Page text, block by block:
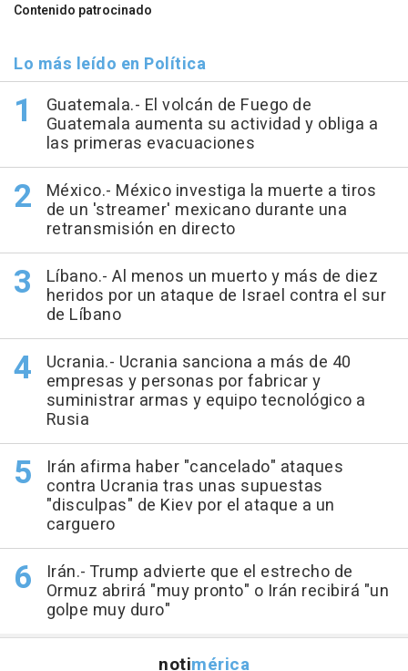
Contenido patrocinado
Lo más leído en Política
Guatemala.- El volcán de Fuego de
Guatemala aumenta su actividad y obliga a
las primeras evacuaciones
México.- México investiga la muerte a tiros
de un 'streamer' mexicano durante una
retransmisión en directo
Líbano.- Al menos un muerto y más de diez
heridos por un ataque de Israel contra el sur
de Líbano
Ucrania.- Ucrania sanciona a más de 40
empresas y personas por fabricar y
suministrar armas y equipo tecnológico a
Rusia
Irán afirma haber "cancelado" ataques
contra Ucrania tras unas supuestas
"disculpas" de Kiev por el ataque a un
carguero
Irán.- Trump advierte que el estrecho de
Ormuz abrirá "muy pronto" o Irán recibirá "un
golpe muy duro"
notimérica